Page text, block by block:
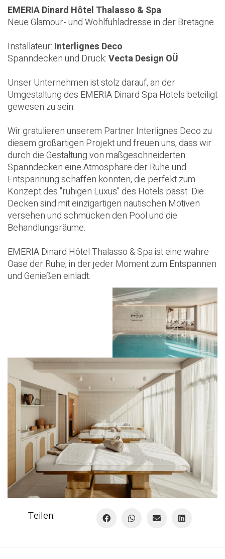
EMERIA Dinard Hôtel Thalasso & Spa
Neue Glamour- und Wohlfühladresse in der Bretagne
Installateur: Interlignes Deco
Spanndecken und Druck:Vecta Design OÜ
Unser Unternehmen ist stolz darauf, an der
Umgestaltung des EMERIA Dinard Spa Hotels beteiligt
gewesen zu sein.
Wir gratulieren unserem Partner Interlignes Deco zu
diesem großartigen Projekt und freuen uns, dass wir
durch die Gestaltung von maßgeschneiderten
Spanndecken eine Atmosphäre der Ruhe und
Entspannung schaffen konnten, die perfekt zum
Konzept des "ruhigen Luxus" des Hotels passt. Die
Decken sind mit einzigartigen nautischen Motiven
versehen und schmücken den Pool und die
Behandlungsräume.
EMERIA Dinard Hôtel Thalasso & Spa ist eine wahre
Oase der Ruhe, in der jeder Moment zum Entspannen
und Genießen einlädt.
Teilen: